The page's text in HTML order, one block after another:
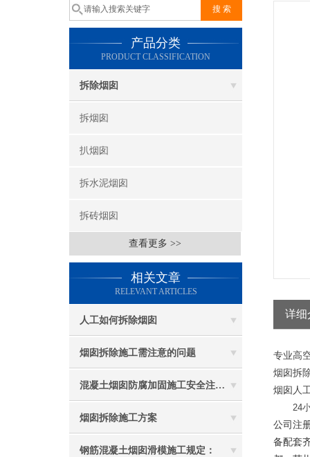
产品分类
PRODUCT CLASSIFICATION
拆除烟囱
拆烟囱
扒烟囱
拆水泥烟囱
拆砖烟囱
查看更多 >>
相关文章
RELEVANT ARTICLES
人工如何拆除烟囱
烟囱拆除施工需注意的问题
混凝土烟囱防腐加固施工安全注意事项
烟囱拆除施工方案
钢筋混凝土烟囱滑模施工规定：
详细
专业高
烟囱拆
烟囱人
24小
公司注
备配套